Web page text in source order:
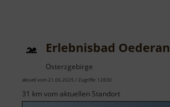
Erlebnisbad Oederan
Osterzgebirge
aktuell vom 21.06.2025 / Zugriffe: 12830
31 km vom aktuellen Standort